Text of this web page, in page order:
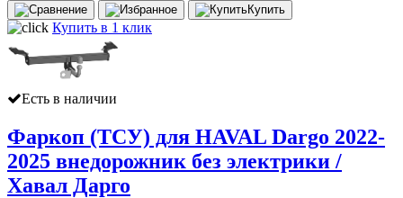
Купить
Купить в 1 клик
Есть в наличии
Фаркоп (ТСУ) для HAVAL Dargo 2022-
2025 внедорожник без электрики /
Хавал Дарго